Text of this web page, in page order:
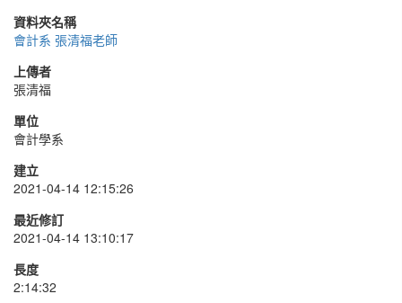
資料夾名稱
會計系 張清福老師
上傳者
張清福
單位
會計學系
建立
2021-04-14 12:15:26
最近修訂
2021-04-14 13:10:17
長度
2:14:32